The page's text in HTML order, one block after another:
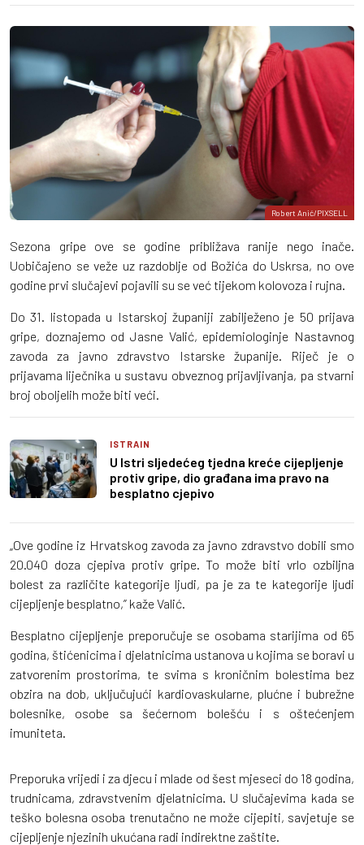
Robert Anić/PIXSELL
Sezona gripe ove se godine približava ranije nego inače.
Uobičajeno se veže uz razdoblje od Božića do Uskrsa, no ove
godine prvi slučajevi pojavili su se već tijekom kolovoza i rujna.
Do 31. listopada u Istarskoj županiji zabilježeno je 50 prijava
gripe, doznajemo od Jasne Valić, epidemiologinje Nastavnog
zavoda za javno zdravstvo Istarske županije. Riječ je o
prijavama liječnika u sustavu obveznog prijavljivanja, pa stvarni
broj oboljelih može biti veći.
ISTRAIN
U Istri sljedećeg tjedna kreće cijepljenje
protiv gripe, dio građana ima pravo na
besplatno cjepivo
„Ove godine iz Hrvatskog zavoda za javno zdravstvo dobili smo
20.040 doza cjepiva protiv gripe. To može biti vrlo ozbiljna
bolest za različite kategorije ljudi, pa je za te kategorije ljudi
cijepljenje besplatno,” kaže Valić.
Besplatno cijepljenje preporučuje se osobama starijima od 65
godina, štićenicima i djelatnicima ustanova u kojima se boravi u
zatvorenim prostorima, te svima s kroničnim bolestima bez
obzira na dob, uključujući kardiovaskularne, plućne i bubrežne
bolesnike, osobe sa šećernom bolešću i s oštećenjem
imuniteta.
Preporuka vrijedi i za djecu i mlade od šest mjeseci do 18 godina,
trudnicama, zdravstvenim djelatnicima. U slučajevima kada se
teško bolesna osoba trenutačno ne može cijepiti, savjetuje se
cijepljenje njezinih ukućana radi indirektne zaštite.